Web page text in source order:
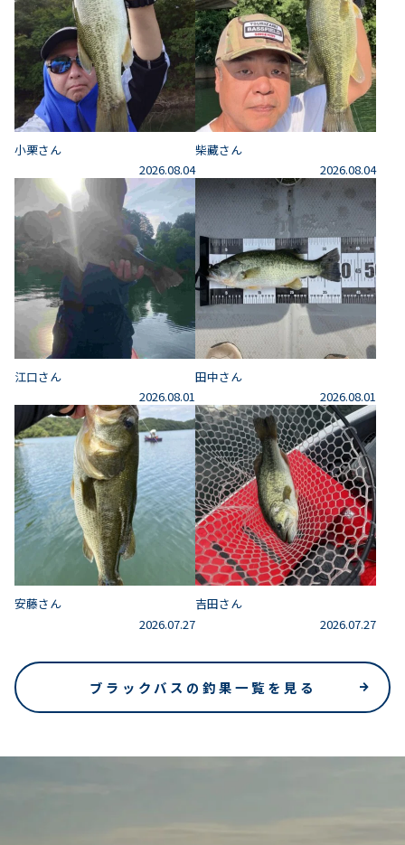
小栗さん
2026.08.04
柴藏さん
2026.08.04
江口さん
2026.08.01
田中さん
2026.08.01
安藤さん
2026.07.27
吉田さん
2026.07.27
ブラックバスの釣果一覧を見る